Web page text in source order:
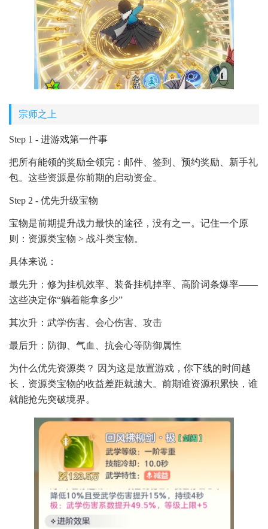
宗师之上
Step 1 - 进游戏第一件事
把所有能领的奖励全领完：邮件、签到、预约奖励、新手礼
包。这些资源是你前期的启动资金。
Step 2 - 优先升级宝物
宝物是前期提升战力最快的途径，没有之一。记住一个原
则：资源类宝物 > 战斗类宝物。
具体来说：
最先升：修为挂机效率、装备挂机掉率、高阶词条爆率——
这些决定你“躺着能拿多少”
其次升：武学伤害、会心伤害、攻击
最后升：防御、气血、抗会心等防御属性
为什么优先资源类？ 因为这是放置游戏，你下线的时间越
长，资源类宝物的收益差距就越大。前期谁资源积累快，谁
就能抢先突破境界。